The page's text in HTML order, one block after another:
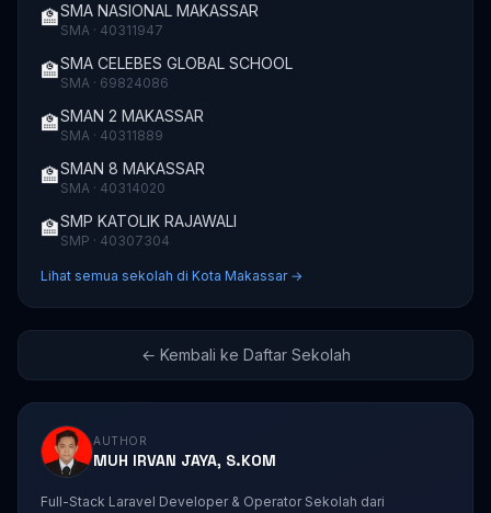
🏫SMA NASIONAL MAKASSAR
SMA · 40311947
🏫SMA CELEBES GLOBAL SCHOOL
SMA · 69824086
🏫SMAN 2 MAKASSAR
SMA · 40311889
🏫SMAN 8 MAKASSAR
SMA · 40314020
🏫SMP KATOLIK RAJAWALI
SMP · 40307304
Lihat semua sekolah di Kota Makassar →
← Kembali ke Daftar Sekolah
AUTHOR
MUH IRVAN JAYA, S.KOM
Full-Stack Laravel Developer & Operator Sekolah dari